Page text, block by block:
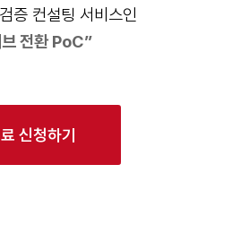
증 컨설팅 서비스인
전환 PoC”
신청하기